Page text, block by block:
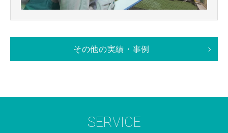
その他の実績・事例
SERVICE